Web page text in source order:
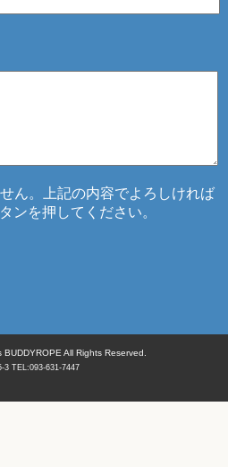
ん。上記の内容でよろしければ
ンを押してください。
All Rights Reserved.
3 TEL:093-631-7447